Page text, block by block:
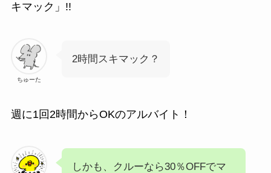
キマック」!!
ちゅーた
2時間スキマック？
週に1回2時間からOKのアルバイト！
しかも、クルーなら30％OFFでマ